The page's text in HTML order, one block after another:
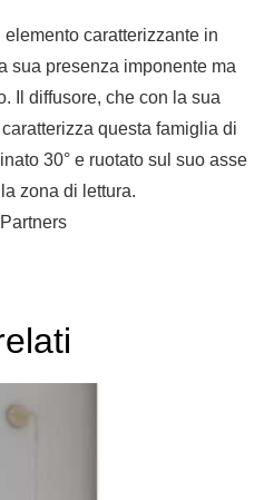
caratterizzante in
sua presenza imponente ma
Il diffusore, che con la sua
questa famiglia di
30° e ruotato sul suo asse
zona di lettura.